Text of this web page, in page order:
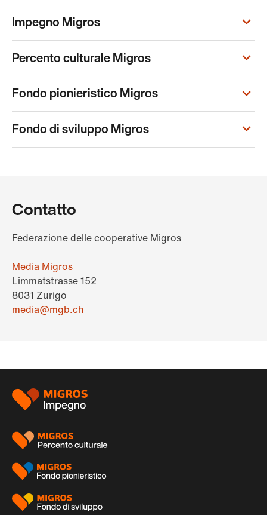
Impegno Migros
Percento culturale Migros
Fondo pionieristico Migros
Fondo di sviluppo Migros
Contatto
Federazione delle cooperative Migros
Media Migros
Limmatstrasse 152
8031 Zurigo
media@mgb.ch
Piè
pagina